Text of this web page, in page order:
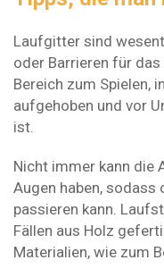
Laufgitter sind
oder Barrieren für
Bereich zum Spielen,
aufgehoben und vor
ist.
Nicht immer kann die
Augen haben,
passieren kann.
Fällen aus Holz
Materialien, wie zum